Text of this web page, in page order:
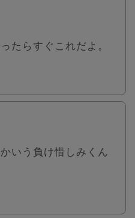
たらすぐこれだよ。
いう負け惜しみくん